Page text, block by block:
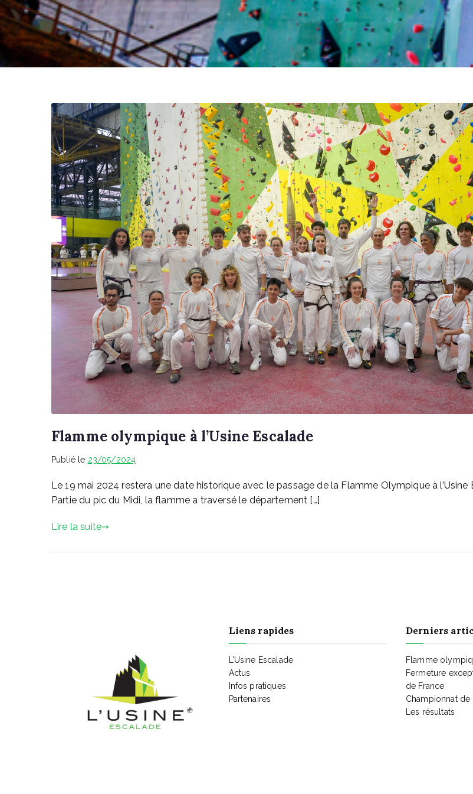
Flamme olympique à l’Usine Escalade
Publié le 23/05/2024
Le 19 mai 2024 restera une date historique avec le passage de la Flamme Olympique à l’Usine
Partie du pic du Midi, la flamme a traversé le département […]
Lire la suite
Liens rapides
L’Usine Escalade
Actus
Infos pratiques
Partenaires
Derniers
Flamme
Fermeture
de France
Championnat de
Les résultats